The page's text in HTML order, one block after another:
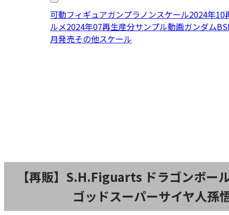
可動フィギュアガンプラノンスケール2024年10
ルメ2024年07再生産分サンプル動画ガンダム
月発売その他スケール
【再販】S.H.Figuarts ドラゴンボー
ゴッドスーパーサイヤ人孫